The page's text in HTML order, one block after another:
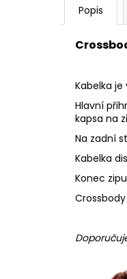
Popis
Kabelka je
Hlavní
kapsa na
Na zadní
Kabelka
Konec